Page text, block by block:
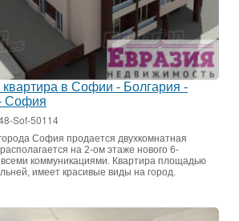
в Софии - Болгария -
София
Sof-50114
София продается двухкомнатная
на 2-ом этаже нового 6-
коммуникациями. Квартира площадью
имеет красивые виды на город.